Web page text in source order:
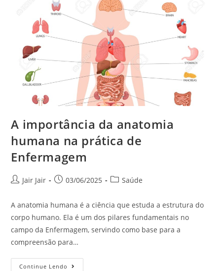
A importância da anatomia
humana na prática de
Enfermagem
Jair Jair 03/06/2025 Saúde
A anatomia humana é a ciência que estuda a estrutura do
corpo humano. Ela é um dos pilares fundamentais no
campo da Enfermagem, servindo como base para a
compreensão para…
Continue Lendo